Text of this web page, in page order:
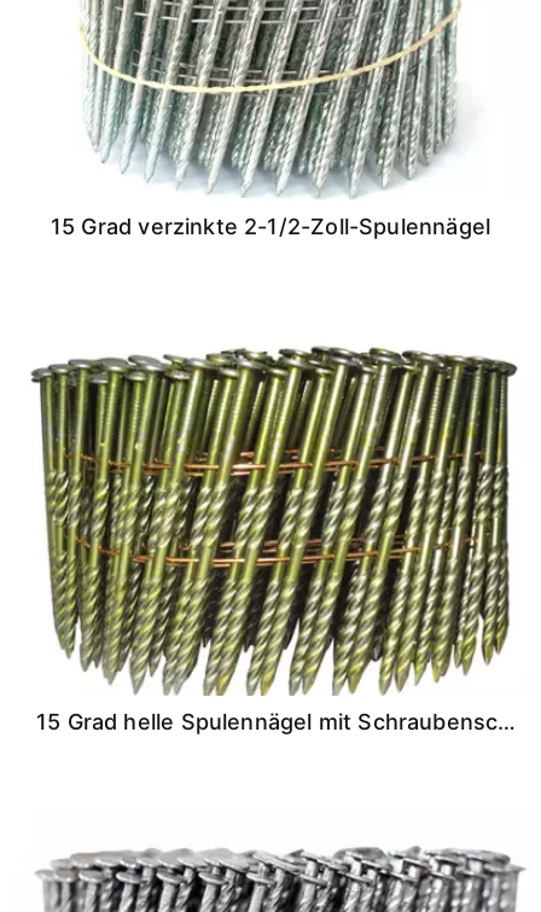
15 Grad verzinkte 2-1/2-Zoll-Spulennägel
15 Grad helle Spulennägel mit Schraubenschaft